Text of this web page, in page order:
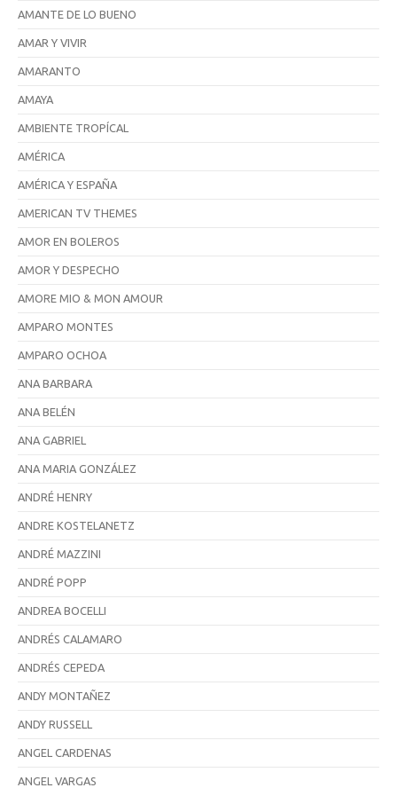
AMANTE DE LO BUENO
AMAR Y VIVIR
AMARANTO
AMAYA
AMBIENTE TROPÍCAL
AMÉRICA
AMÉRICA Y ESPAÑA
AMERICAN TV THEMES
AMOR EN BOLEROS
AMOR Y DESPECHO
AMORE MIO & MON AMOUR
AMPARO MONTES
AMPARO OCHOA
ANA BARBARA
ANA BELÉN
ANA GABRIEL
ANA MARIA GONZÁLEZ
ANDRÉ HENRY
ANDRE KOSTELANETZ
ANDRÉ MAZZINI
ANDRÉ POPP
ANDREA BOCELLI
ANDRÉS CALAMARO
ANDRÉS CEPEDA
ANDY MONTAÑEZ
ANDY RUSSELL
ANGEL CARDENAS
ANGEL VARGAS